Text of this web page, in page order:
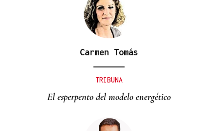
Carmen Tomás
TRIBUNA
El esperpento del modelo energético